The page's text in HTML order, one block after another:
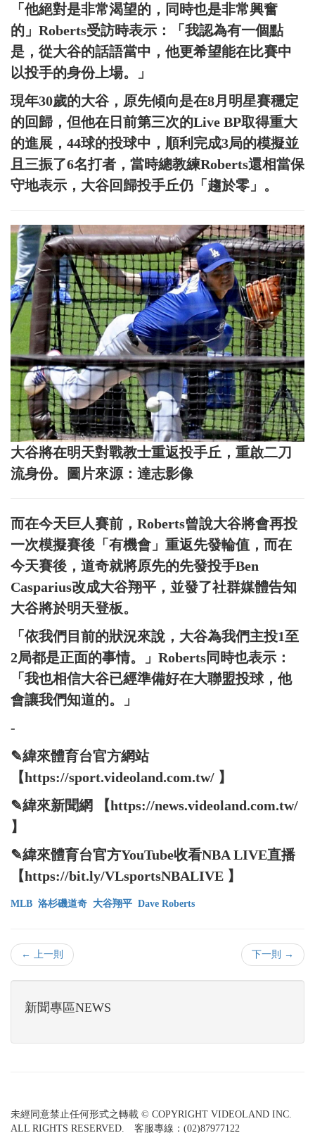
「他絕對是非常渴望的，同時也是非常興奮
的」Roberts受訪時表示：「我認為有一個點
是，從大谷的話語當中，他更希望能在比賽中
以投手的身份上場。」
現年30歲的大谷，原先傾向是在8月明星賽穩定
的回歸，但他在日前第三次的Live BP取得重大
的進展，44球的投球中，順利完成3局的模擬並
且三振了6名打者，當時總教練Roberts還相當保
守地表示，大谷回歸投手丘仍「趨於零」。
大谷將在明天對戰教士重返投手丘，重啟二刀
流身份。圖片來源：達志影像
而在今天巨人賽前，Roberts曾說大谷將會再投
一次模擬賽後「有機會」重返先發輪值，而在
今天賽後，道奇就將原先的先發投手Ben
Casparius改成大谷翔平，並發了社群媒體告知
大谷將於明天登板。
「依我們目前的狀況來說，大谷為我們主投1至
2局都是正面的事情。」Roberts同時也表示：
「我也相信大谷已經準備好在大聯盟投球，他
會讓我們知道的。」
-
✎緯來體育台官方網站
【https://sport.videoland.com.tw/ 】
✎緯來新聞網 【https://news.videoland.com.tw/
】
✎緯來體育台官方YouTube收看NBA LIVE直播
【https://bit.ly/VLsportsNBALIVE 】
MLB 洛杉磯道奇 大谷翔平 Dave Roberts
← 上一則 下一則 →
新聞專區NEWS
未經同意禁止任何形式之轉載 © COPYRIGHT VIDEOLAND INC.
ALL RIGHTS RESERVED. 客服專線：(02)87977122